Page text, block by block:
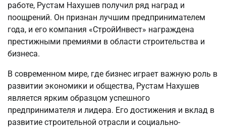
работе, Рустам Нахушев получил ряд наград и
поощрений. Он признан лучшим предпринимателем
года, и его компания «СтройИнвест» награждена
престижными премиями в области строительства и
бизнеса.
В современном мире, где бизнес играет важную роль в
развитии экономики и общества, Рустам Нахушев
является ярким образцом успешного
предпринимателя и лидера. Его достижения и вклад в
развитие строительной отрасли и социально-